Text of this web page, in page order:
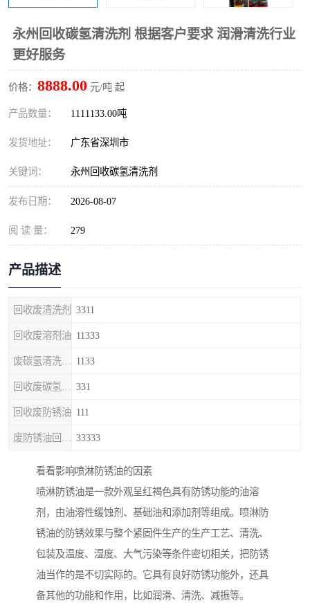
永州回收碳氢清洗剂 根据客户要求 润滑清洗行业
更好服务
价格： 8888.00 元/吨 起
产品数量： 1111133.00吨
发货地址： 广东省深圳市
关键词： 永州回收碳氢清洗剂
发布日期： 2026-08-07
阅 读 量： 279
产品描述
回收废清洗剂 3311
回收废溶剂油 11333
1133
331
回收废防锈油 111
33333
看看影响喷淋防锈油的因素
喷淋防锈油是一款外观呈红褐色具有防锈功能的油溶
剂，由油溶性缓蚀剂、基础油和添加剂等组成。喷淋防
锈油的防锈效果与整个紧固件生产的生产工艺、清洗、
包装及温度、湿度、大气污染等条件密切相关，把防锈
油当作的是不切实际的。它具有良好防锈功能外，还具
备其他的功能和作用，比如润滑、清洗、减振等。